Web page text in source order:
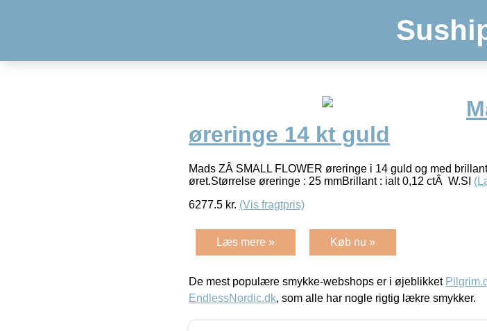
øreringe 14 kt guld
Mads ZÂ SMALL FLOWER øreringe i 14 guld og med
øret.Størrelse øreringe : 25 mmBrillant : ialt 0,12 ctÂ W.SI
6277.5 kr. (Vis fragtpris)
Læs mere » Køb nu »
De mest populære smykke-webshops er i øjeblikket
EndlessNordic.dk, som alle har nogle rigtig lækre smykker.